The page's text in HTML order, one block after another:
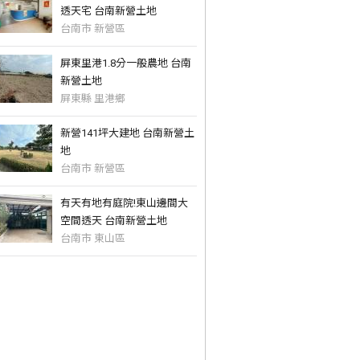
透天宅 台南新營土地
台南市 新營區
屏東里港1.8分一般農地 台南
新營土地
屏東縣 里港鄉
新營141坪大建地 台南新營土
地
台南市 新營區
有天有地有庭院!東山邊間大
空間透天 台南新營土地
台南市 東山區